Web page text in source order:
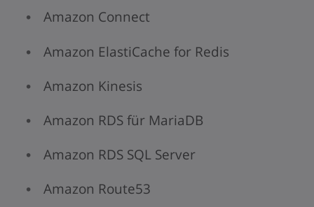
Amazon Connect
Amazon ElastiCache for Redis
Amazon Kinesis
Amazon RDS für MariaDB
Amazon RDS SQL Server
Amazon Route53